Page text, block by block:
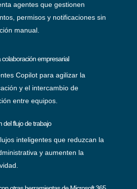
agentes que gestionen
permisos y notificaciones sin
manual.
colaboración empresarial
Copilot para agilizar la
y el intercambio de
entre equipos.
del flujo de trabajo
inteligentes que reduzcan la
y aumenten la